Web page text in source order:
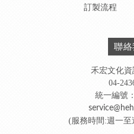
訂製流程
聯絡
禾宏文化資
04-
統一編號
(服務時間:週一至